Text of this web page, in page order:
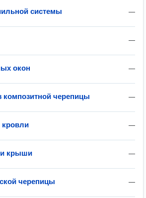
—
системы
—
—
окон
—
композитной черепицы
—
кровли
—
крыши
—
черепицы